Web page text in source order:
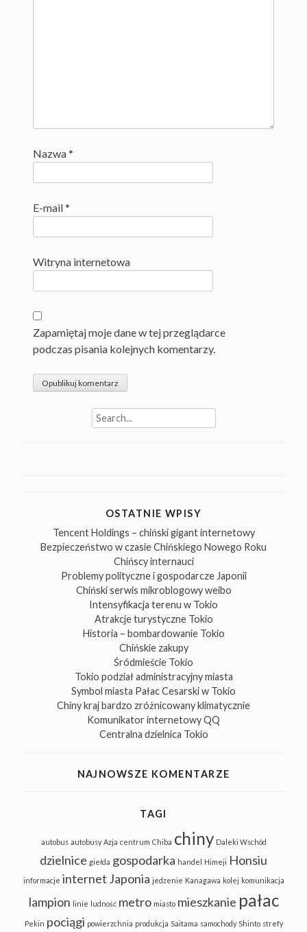
Nazwa*
E-mail*
Witryna internetowa
Zapamiętaj moje dane w tej przeglądarce
podczas pisania kolejnych komentarzy.
Search
for:
OSTATNIE WPISY
Tencent Holdings – chiński gigant internetowy
Bezpieczeństwo w czasie Chińskiego Nowego Roku
Chińscy internauci
Problemy polityczne i gospodarcze Japonii
Chiński serwis mikroblogowy weibo
Intensyfikacja terenu w Tokio
Atrakcje turystyczne Tokio
Historia – bombardowanie Tokio
Chińskie zakupy
Śródmieście Tokio
Tokio podział administracyjny miasta
Symbol miasta Pałac Cesarski w Tokio
Chiny kraj bardzo zróżnicowany klimatycznie
Komunikator internetowy QQ
Centralna dzielnica Tokio
NAJNOWSZE KOMENTARZE
TAGI
autobus autobusy Azja centrum Chiba chiny Daleki Wschód
dzielnice giełda gospodarka handel Himeji Honsiu
informacje internet Japonia jedzenie Kanagawa kolej komunikacja
lampion linie ludność metro miasto mieszkanie pałac
Pekin pociągi powierzchnia produkcja Saitama samochody Shinto strefy